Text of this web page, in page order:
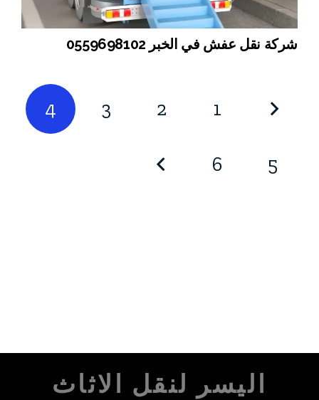
شركة نقل عفش في الخبر 0559698102
1
2
3
4
5
6
اليسر لنقل الاثاث